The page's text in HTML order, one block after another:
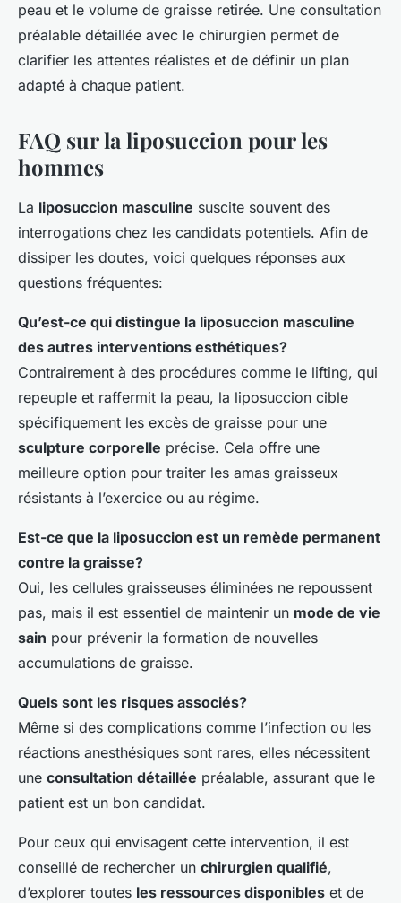
peau et le volume de graisse retirée. Une consultation
préalable détaillée avec le chirurgien permet de
clarifier les attentes réalistes et de définir un plan
adapté à chaque patient.
FAQ sur la liposuccion pour les
hommes
La liposuccion masculine suscite souvent des
interrogations chez les candidats potentiels. Afin de
dissiper les doutes, voici quelques réponses aux
questions fréquentes:
Qu’est-ce qui distingue la liposuccion masculine
des autres interventions esthétiques?
Contrairement à des procédures comme le lifting, qui
repeuple et raffermit la peau, la liposuccion cible
spécifiquement les excès de graisse pour une
sculpture corporelle précise. Cela offre une
meilleure option pour traiter les amas graisseux
résistants à l’exercice ou au régime.
Est-ce que la liposuccion est un remède permanent
contre la graisse?
Oui, les cellules graisseuses éliminées ne repoussent
pas, mais il est essentiel de maintenir un mode de vie
sain pour prévenir la formation de nouvelles
accumulations de graisse.
Quels sont les risques associés?
Même si des complications comme l’infection ou les
réactions anesthésiques sont rares, elles nécessitent
une consultation détaillée préalable, assurant que le
patient est un bon candidat.
Pour ceux qui envisagent cette intervention, il est
conseillé de rechercher un chirurgien qualifié,
d’explorer toutes les ressources disponibles et de